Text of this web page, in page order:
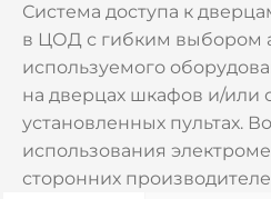
Система доступа к
в ЦОД с гибким выбором
используемого
на дверцах шкафов и/или
установленных пультах.
использования
сторонних